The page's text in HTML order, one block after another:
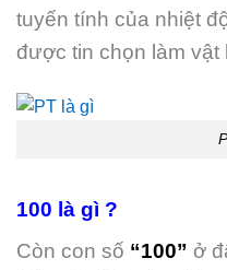
tuyến tính của nhiệt
được tin chọn làm vật
100 là gì ?
Còn con số “100” ở